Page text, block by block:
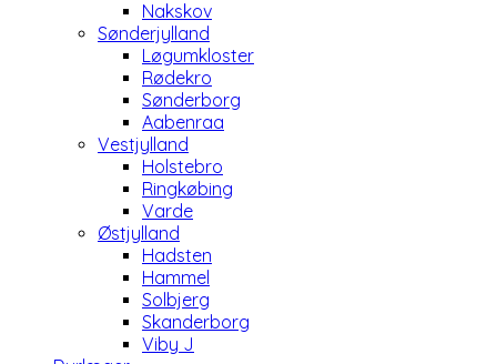
Nakskov
Sønderjylland
Løgumkloster
Rødekro
Sønderborg
Aabenraa
Vestjylland
Holstebro
Ringkøbing
Varde
Østjylland
Hadsten
Hammel
Solbjerg
Skanderborg
Viby J